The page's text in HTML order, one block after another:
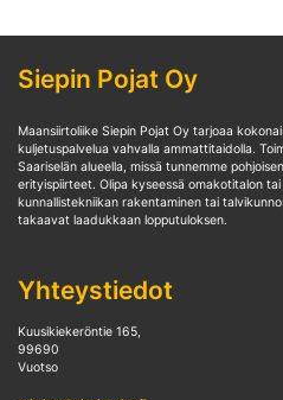
Siepin Pojat Oy
Maansiirtoliike Siepin Pojat Oy tarjoaa
kuljetuspalvelua vahvalla ammattitaidolla.
Saariselän alueella, missä tunnemme
erityispiirteet. Olipa kyseessä omakotitalon
kunnallistekniikan rakentaminen tai
takaavat laadukkaan lopputuloksen.
Yhteystiedot
Kuusikiekeröntie 165,
99690
Vuotso